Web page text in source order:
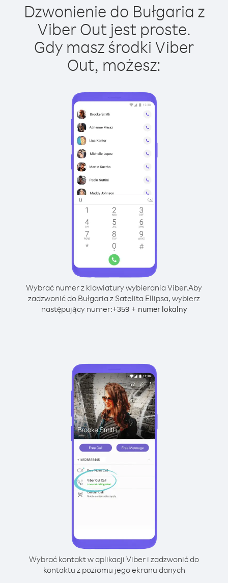
Dzwonienie do Bułgaria z
Viber Out jest proste.
Gdy masz środki Viber
Out, możesz:
Wybrać numer z klawiatury wybierania Viber.Aby
zadzwonić do Bułgaria z Satelita Ellipsa, wybierz
następujący numer:+359 + numer lokalny
Wybrać kontakt w aplikacji Viber i zadzwonić do
kontaktu z poziomu jego ekranu danych